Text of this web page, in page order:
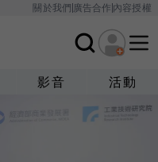
關於我們廣告合作內容授權
影音 活動